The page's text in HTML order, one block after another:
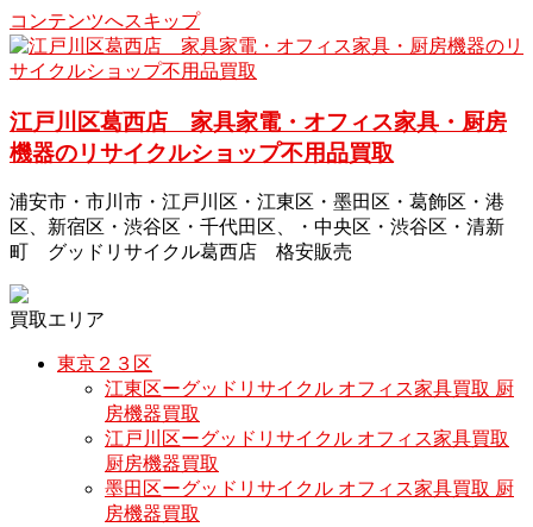
コンテンツへスキップ
江戸川区葛西店 家具家電・オフィス家具・厨房
機器のリサイクルショップ不用品買取
浦安市・市川市・江戸川区・江東区・墨田区・葛飾区・港
区、新宿区・渋谷区・千代田区、・中央区・渋谷区・清新
町 グッドリサイクル葛西店 格安販売
買取エリア
東京２３区
江東区ーグッドリサイクル オフィス家具買取 厨
房機器買取
江戸川区ーグッドリサイクル オフィス家具買取
厨房機器買取
墨田区ーグッドリサイクル オフィス家具買取 厨
房機器買取